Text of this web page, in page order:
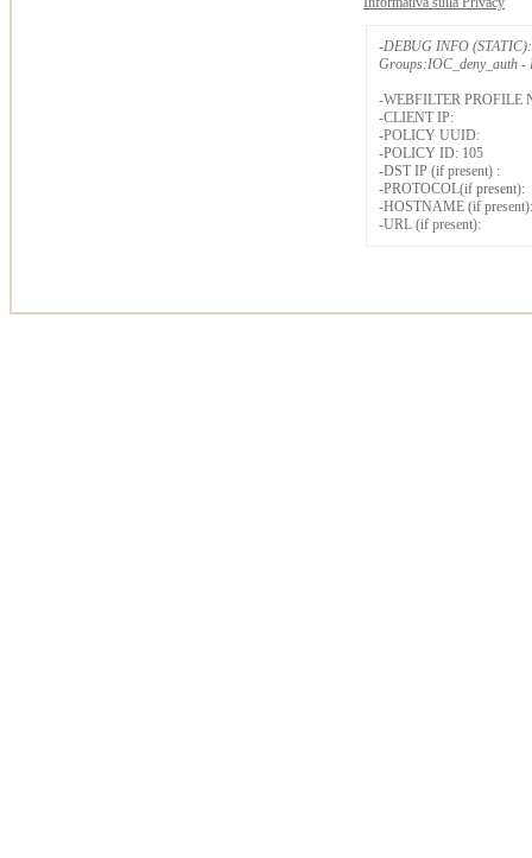
-DEBUG INFO (STATIC):
Groups:IOC_deny_auth -
-WEBFILTER PROFILE
-CLIENT IP:
-POLICY UUID:
-POLICY ID: 105
-DST IP (if present) :
-PROTOCOL(if present):
-HOSTNAME (if present):
-URL (if present):